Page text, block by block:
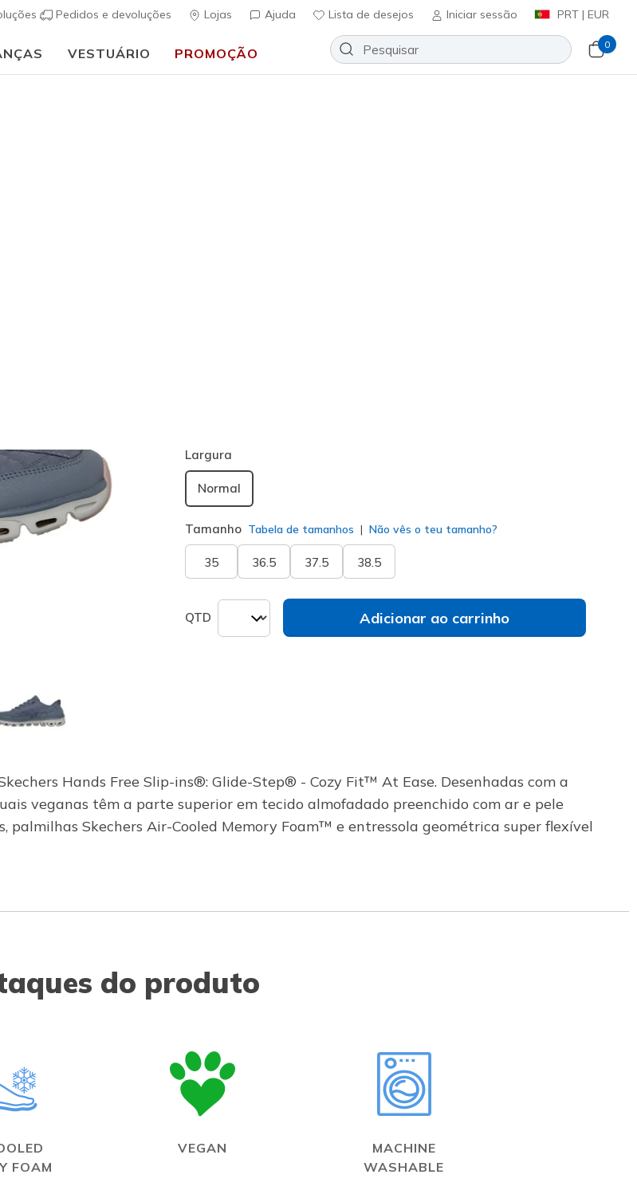
Pedidos e devoluções Lojas Ajuda Lista de desejos Iniciar sessão PRT | EUR
VESTUÁRIO PROMOÇÃO
0
Largura
Normal
Tamanho Tabela de tamanhos Não vês o teu tamanho?
35 36.5 37.5 38.5
QTD Adicionar ao carrinho
Hands Free Slip-ins®: Glide-Step® - Cozy Fit™ At Ease. Desenhadas com a
veganas têm a parte superior em tecido almofadado preenchido com ar e pele
Skechers Air-Cooled Memory Foam™ e entressola geométrica super flexível
do produto
FOAM
VEGAN
MACHINE
WASHABLE